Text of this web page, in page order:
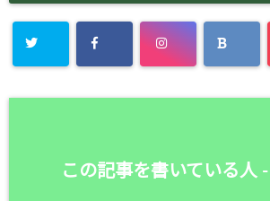
この記事を書いている人 -